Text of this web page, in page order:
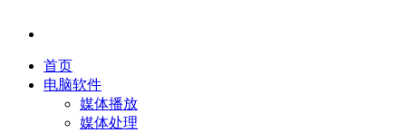
首页
电脑软件
媒体播放
媒体处理